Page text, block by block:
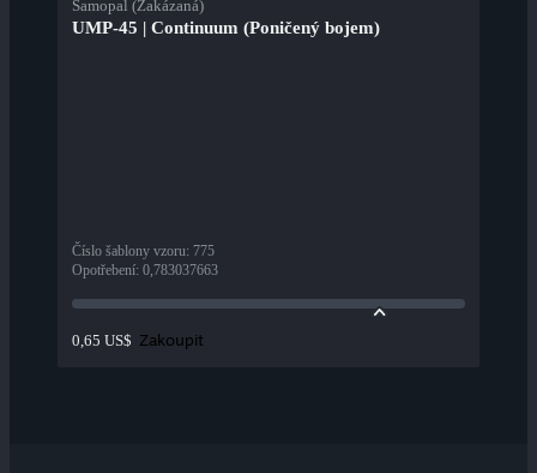
Samopal (Zakázaná)
UMP-45 | Continuum (Poničený bojem)
Číslo šablony vzoru: 775
Opotřebení: 0,783037663
0,65 US$ Zakoupit